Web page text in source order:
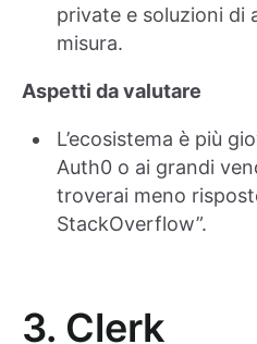
private e soluzioni di
misura.
Aspetti da valutare
L’ecosistema è più
Auth0 o ai grandi
troverai meno
StackOverflow”.
3. Clerk